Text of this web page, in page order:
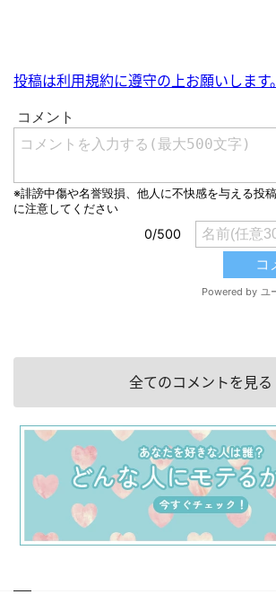
投稿は利用規約に遵守の上お願いします。
全てのコメントを見る